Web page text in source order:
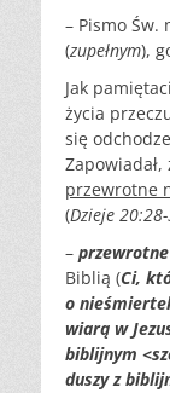
– Pismo Św.
(zupełnym),
Jak
życia
się
przewrotne
(Dzieje
–
Biblią (Ci,
o
wiarą w
biblijnym
duszy z